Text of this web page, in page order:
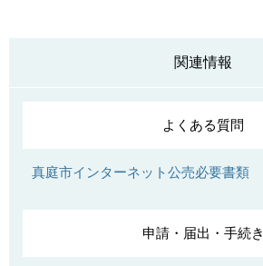
関連情報
よくある質問
真庭市インターネット公売必要書類
申請・届出・手続き